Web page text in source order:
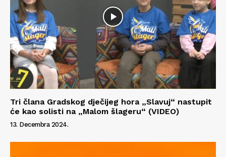
Info
O nama
Kontakt
Impressum
Tri člana Gradskog dječijeg hora „Slavuj“ nastupit
će kao solisti na „Malom šlageru“ (VIDEO)
13. Decembra 2024.